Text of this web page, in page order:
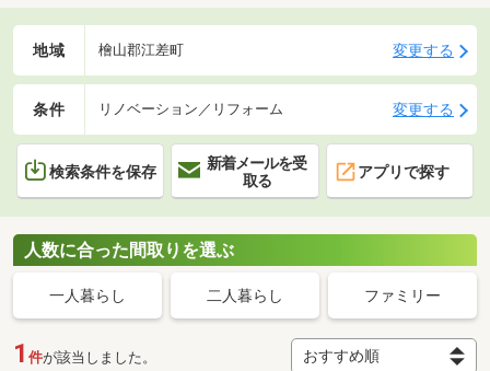
べて、気になるお部屋を見つけましょう。
地域 檜山郡江差町 変更する
条件 リノベーション／リフォーム 変更する
検索条件を保存
新着メールを受
取る
アプリで探す
人数に合った間取りを選ぶ
一人暮らし 二人暮らし ファミリー
1 件が該当しました。